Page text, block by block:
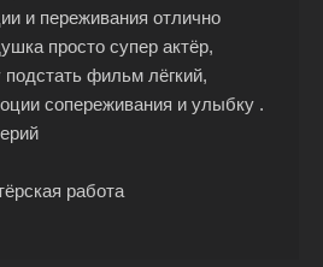
и переживания отлично
просто супер актёр,
фильм лёгкий,
сопереживания и улыбку .
работа